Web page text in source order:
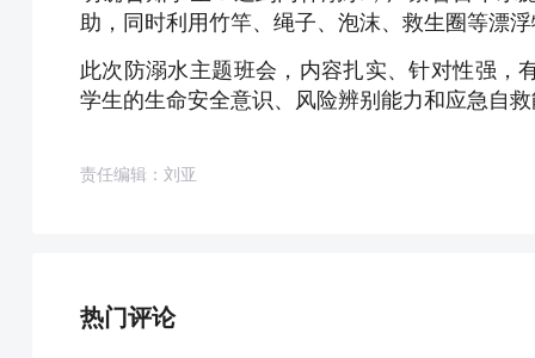
助，同时利用竹竿、绳子、泡沫、救生圈等漂
此次防溺水主题班会，内容扎实、针对性强，
学生的生命安全意识、风险辨别能力和应急自
责任编辑：刘亚
热门评论